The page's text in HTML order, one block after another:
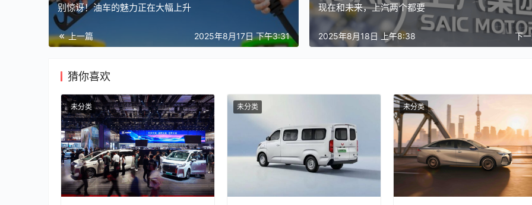
别惊讶！油车的魅力正在大幅上升
上一篇 2025年8月17日 下午3:31
现在和未来，上汽两个都要
下
2025年8月18日 上午8:38
猜你喜欢
未分类 未分类 未分类